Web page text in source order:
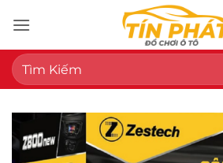
qua
nội
dung
Tìm
kiếm: